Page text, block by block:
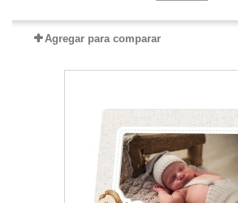
Agregar para comparar